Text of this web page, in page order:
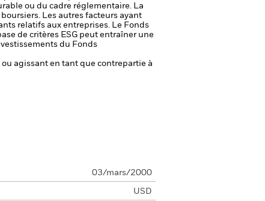
ou du cadre réglementaire. La
Les autres facteurs ayant
relatifs aux entreprises. Le Fonds
de critères ESG peut entraîner une
du Fonds
agissant en tant que contrepartie à
03/mars/2000
USD